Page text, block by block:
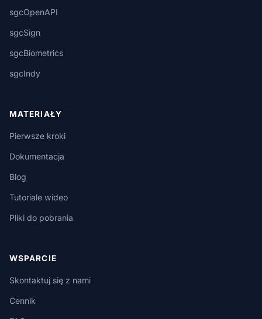
sgcOpenAPI
sgcSign
sgcBiometrics
sgcIndy
MATERIAŁY
Pierwsze kroki
Dokumentacja
Blog
Tutoriale wideo
Pliki do pobrania
WSPARCIE
Skontaktuj się z nami
Cennik